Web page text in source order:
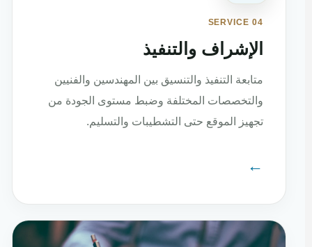
SERVICE 04
الإشراف والتنفيذ
متابعة التنفيذ والتنسيق بين المهندسين والفنيين
والتخصصات المختلفة وضبط مستوى الجودة من
تجهيز الموقع حتى التشطيبات والتسليم.
←